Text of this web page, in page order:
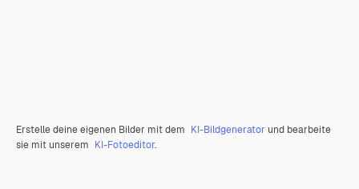
Erstelle deine eigenen Bilder mit dem KI-Bildgenerator und bearbeite
sie mit unserem KI-Fotoeditor.